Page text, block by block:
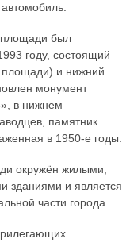
площади был
году, состоящий
площади) и нижний
монумент
в нижнем
памятник
в 1950-е годы.
окружён жилыми,
зданиями и является
части города.